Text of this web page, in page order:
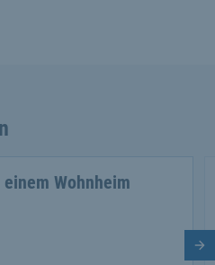
Wohnheim